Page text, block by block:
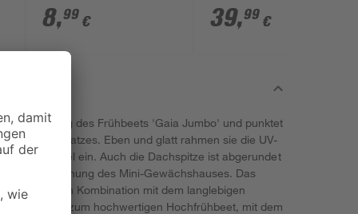
Stück
8,99 €
Gewächshäuser
39,99 €
des Frühbeets 'Gaia Jumbo' und punktet
Eben und glatt rahmen sie die UV-
und edel ein. Auch die Dachspitze ist abgerundet
des Mini-Gewächshauses. Das
cm hoch. In Kombination mit dem langlebigen
Frühbeet zum hochwertigen Hochfrühbeet, mit dem